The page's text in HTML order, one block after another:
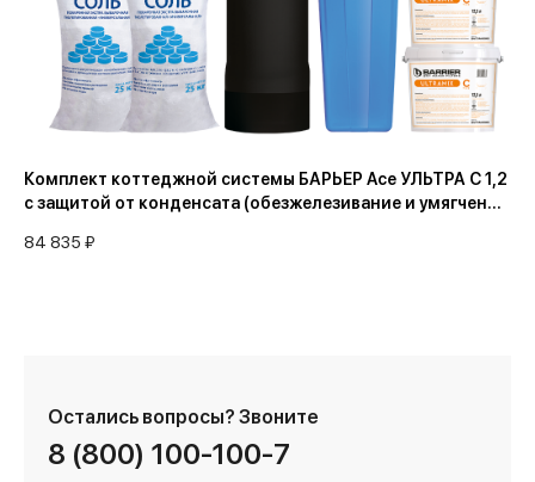
Комплект коттеджной системы БАРЬЕР Ace УЛЬТРА C 1,2
с защитой от конденсата (обезжелезивание и умягчение
84 835 ₽
Остались вопросы? Звоните
8 (800) 100-100-7